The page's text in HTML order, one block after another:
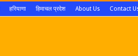
हरियाणा हिमाचल प्रदेश About Us Contact